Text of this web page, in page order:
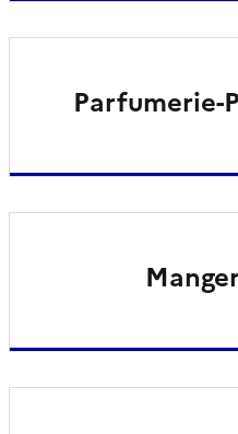
Parfumerie-